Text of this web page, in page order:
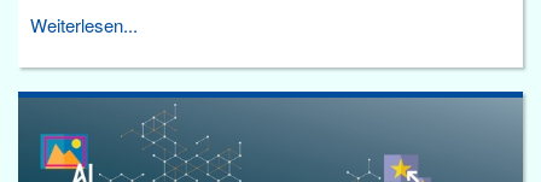
Weiterlesen...